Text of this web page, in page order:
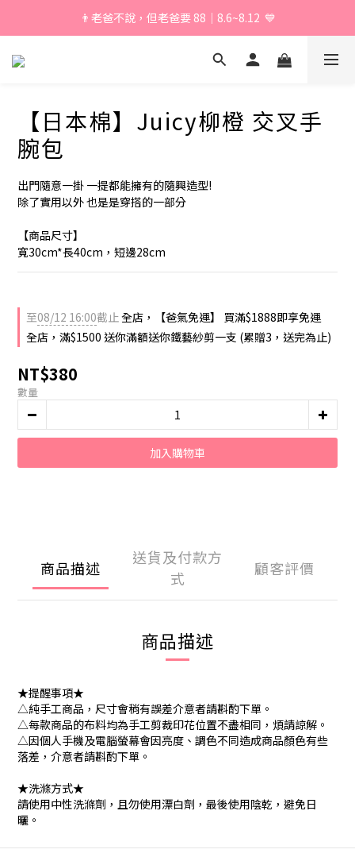
\ 加入會員享獨家折扣 /
👨老爸不說，但老爸要 88｜8.6~8.12  💙
\ 加入會員享獨家折扣 /
【日本棉】Juicy柳橙 交叉手
腕包
出門隨意一掛 一提都能擁有的隨興造型!
除了實用以外 也是是穿搭的一部分
【商品尺寸】
寬30cm*長40cm，短邊28cm
至08/12 16:00截止全店，【爸氣免運】 買滿$1888即享免運
全店，滿$1500 送你滿額送你鐵藝紗剪一支 (累贈3，送完為止)
NT$380
數量
加入購物車
商品描述
送貨及付款方
式
顧客評價
商品描述
★提醒事項★
△純手工商品，尺寸會稍有誤差介意者請斟酌下單。
△每款商品的布料均為手工剪裁印花位置不盡相同，煩請諒解。
△因個人手機及電腦螢幕會因亮度、調色不同造成商品顏色有些
落差，介意者請斟酌下單。
★洗滌方式★
請使用中性洗滌劑，且勿使用漂白劑，最後使用陰乾，避免日
曬。